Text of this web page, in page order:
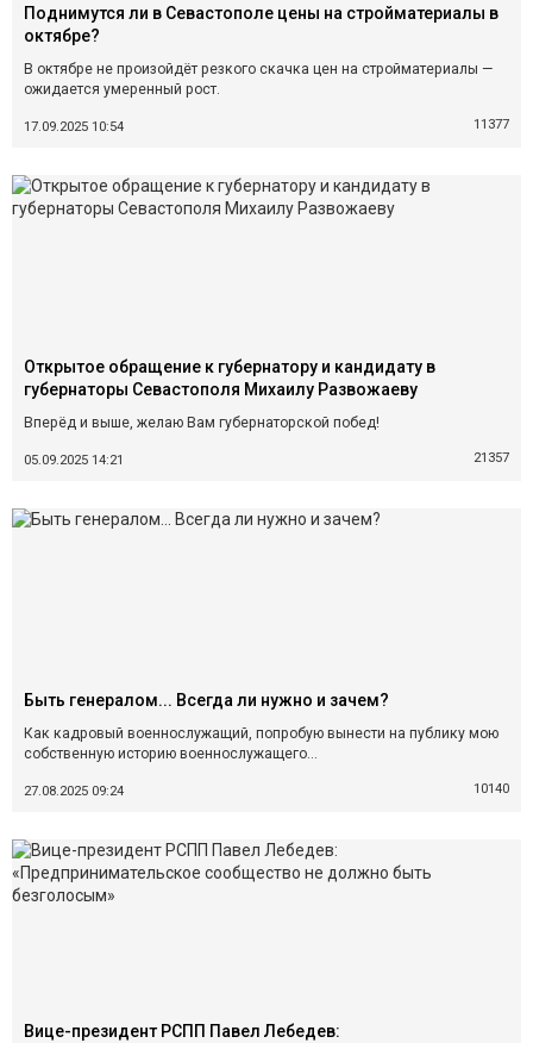
Поднимутся ли в Севастополе цены на стройматериалы в
октябре?
В октябре не произойдёт резкого скачка цен на стройматериалы —
ожидается умеренный рост.
17.09.2025 10:54 11377
Открытое обращение к губернатору и кандидату в
губернаторы Севастополя Михаилу Развожаеву
Вперёд и выше, желаю Вам губернаторской побед!
05.09.2025 14:21 21357
Быть генералом... Всегда ли нужно и зачем?
Как кадровый военнослужащий, попробую вынести на публику мою
собственную историю военнослужащего...
27.08.2025 09:24 10140
Вице-президент РСПП Павел Лебедев: